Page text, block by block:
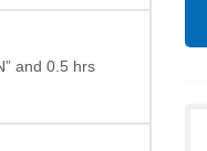
and 0.5 hrs